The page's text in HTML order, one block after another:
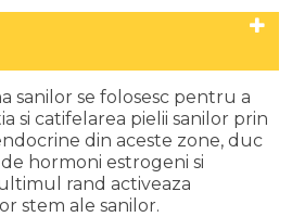
sanilor se folosesc pentru a
si catifelarea pielii sanilor prin
din aceste zone, duc
hormoni estrogeni si
rand activeaza
stem ale sanilor.